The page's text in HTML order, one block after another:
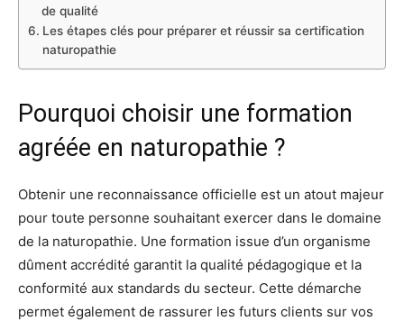
de qualité
Les étapes clés pour préparer et réussir sa certification
naturopathie
Pourquoi choisir une formation
agréée en naturopathie ?
Obtenir une reconnaissance officielle est un atout majeur
pour toute personne souhaitant exercer dans le domaine
de la naturopathie. Une formation issue d’un organisme
dûment accrédité garantit la qualité pédagogique et la
conformité aux standards du secteur. Cette démarche
permet également de rassurer les futurs clients sur vos